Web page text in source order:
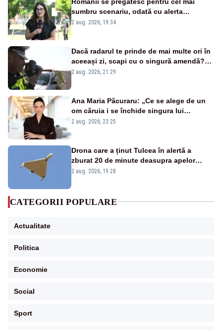
sumbru scenariu, odată cu alerta
energetică
2 aug. 2026, 19:34
Dacă radarul te prinde de mai multe ori în
aceeași zi, scapi cu o singură amendă?
Ce spune legea
2 aug. 2026, 21:29
Ana Maria Păcuraru: „Ce se alege de un
om căruia i se închide singura lui
portiță?”
2 aug. 2026, 23:25
Drona care a ținut Tulcea în alertă a
zburat 20 de minute deasupra apelor
României. Au fost ridicate două F-16
2 aug. 2026, 19:28
CATEGORII POPULARE
Actualitate
Politica
Economie
Social
Sport